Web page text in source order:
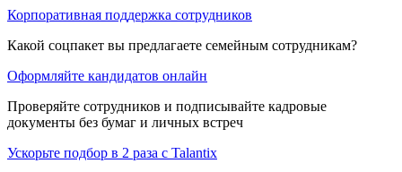
Корпоративная поддержка сотрудников
Какой соцпакет вы предлагаете семейным сотрудникам?
Оформляйте кандидатов онлайн
Проверяйте сотрудников и подписывайте кадровые
документы без бумаг и личных встреч
Ускорьте подбор в 2 раза с Talantix